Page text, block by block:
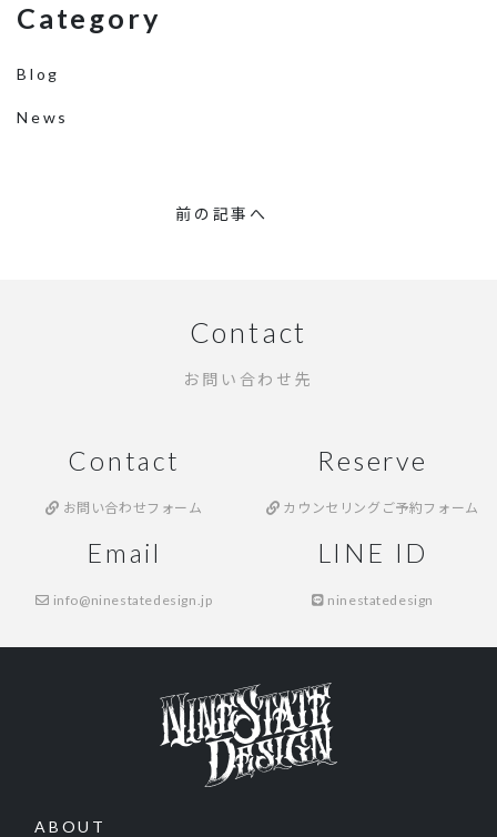
Category
Blog
News
前の記事へ
Contact
お問い合わせ先
Contact
お問い合わせフォーム
Reserve
カウンセリングご予約フォーム
Email
info@ninestatedesign.jp
LINE ID
ninestatedesign
ABOUT